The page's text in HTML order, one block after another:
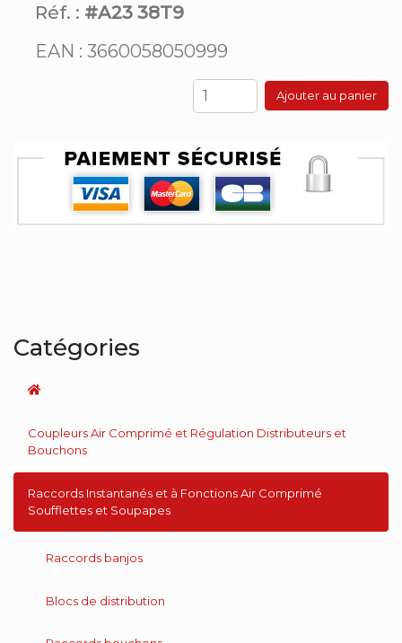
Réf. : #A23 38T9
EAN : 3660058050999
Ajouter au panier
Catégories
Coupleurs Air Comprimé et Régulation Distributeurs et
Bouchons
Raccords Instantanés et à Fonctions Air Comprimé
Soufflettes et Soupapes
Raccords banjos
Blocs de distribution